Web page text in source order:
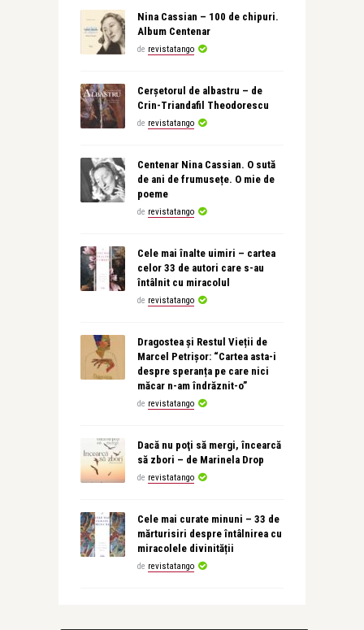
Nina Cassian – 100 de chipuri.
Album Centenar
de revistatango
Cerșetorul de albastru – de
Crin-Triandafil Theodorescu
de revistatango
Centenar Nina Cassian. O sută
de ani de frumusețe. O mie de
poeme
de revistatango
Cele mai înalte uimiri – cartea
celor 33 de autori care s-au
întâlnit cu miracolul
de revistatango
Dragostea și Restul Vieții de
Marcel Petrișor: “Cartea asta-i
despre speranța pe care nici
măcar n-am îndrăznit-o”
de revistatango
Dacă nu poţi să mergi, încearcă
să zbori – de Marinela Drop
de revistatango
Cele mai curate minuni – 33 de
mărturisiri despre întâlnirea cu
miracolele divinității
de revistatango